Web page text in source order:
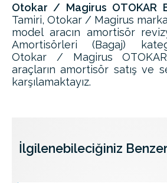
Otokar / Magirus OTOKAR
Tamiri, Otokar / Magirus
model aracın amortisör
Amortisörleri (Bagaj)
Otokar / Magirus
araçların amortisör satış ve
karşılamaktayız.
İlgilenebileciğiniz